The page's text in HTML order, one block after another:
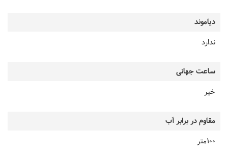
دیاموند
ندارد
ساعت جهانی
خیر
مقاوم در برابر آب
100متر